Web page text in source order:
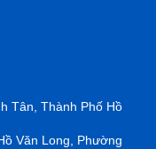
Tân, Thành Phố Hồ
Văn Long, Phường